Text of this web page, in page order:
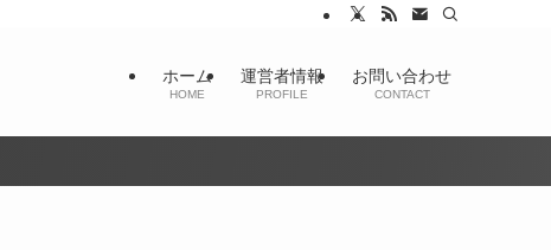
ホーム
HOME
運営者情報
PROFILE
お問い合わせ
CONTACT